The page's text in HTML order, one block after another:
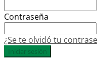
Contraseña
¿Se te olvidó tu
Iniciar sesión